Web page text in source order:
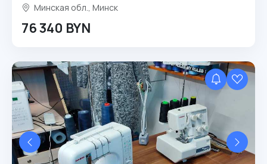
Минская обл., Минск
76 340 BYN